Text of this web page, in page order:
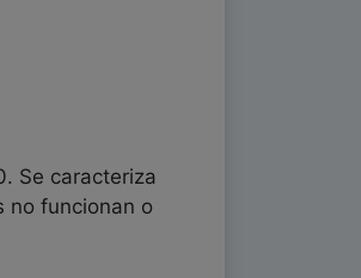
Se caracteriza
no funcionan o